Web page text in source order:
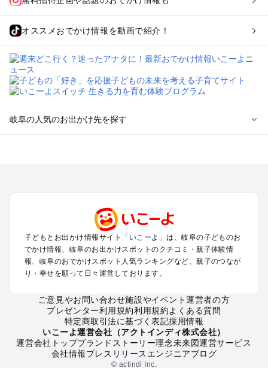
オススメおでかけ情報を動画で紹介！
岐阜の人気のお出かけ先を探す
高山・下呂・飛騨・奥飛騨周辺のプールお出かけ
郡上・美濃・関のプールお出かけ
木曽路・木曽周辺のプールお出かけ
白川郷のプールお出かけ
岐阜の遊園地
岐阜の動物園
岐阜のバーベキュー
岐阜の釣り
岐阜の牧場
子どもとお出かけ情報サイト「いこーよ」は、岐阜の子どものお
でかけ情報、岐阜のお出かけスポットのクチコミ・親子体験情
報、岐阜のおでかけスポット人気ランキングなど、親子のつなが
り・幸せを願って日々運営しております。
ご意見やお問い合わせ施設やイベント運営者の方
プレゼンター利用規約利用規約よくある質問
特定商取引法に基づく表記採用情報
いこーよ運営会社（アクトインディ株式会社）
運営会社トップブランドストーリー理念未来図運営サービス
会社情報プレスリリース エンジニアブログ
© actindi Inc.